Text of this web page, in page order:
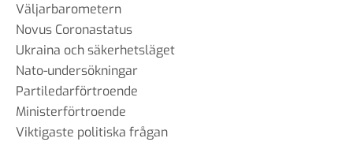
Väljarbarometern
Novus Coronastatus
Ukraina och säkerhetsläget
Nato-undersökningar
Partiledarförtroende
Ministerförtroende
Viktigaste politiska frågan